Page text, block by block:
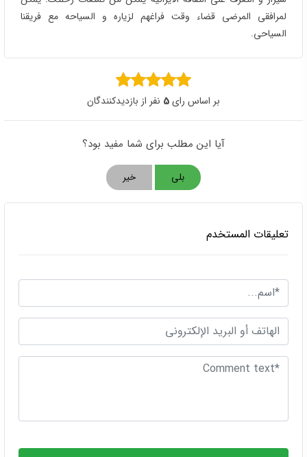
لمرافقی المرضی قضاء وقت فراغهم لزیاره و السیاحه مع فریقنا
السیاحی.
بر اساس رای5 نفر از بازدیدکنندگان
آیا این مطلب برای شما مفید بود؟
بلی خیر
تعليقات المستخدم